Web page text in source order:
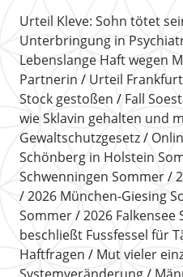
Urteil Kleve: Sohn tötet
Unterbringung in
Lebenslange Haft wegen
Partnerin
Urteil
Stock gestoßen
Fall
wie Sklavin gehalten und
Gewaltschutzgesetz
Schönberg in Holstein
Schwenningen Sommer
2026 München-Giesing
Sommer
2026 Falkensee
beschließt Fussfessel für
Haftfragen
Mut vieler
Systemveränderung